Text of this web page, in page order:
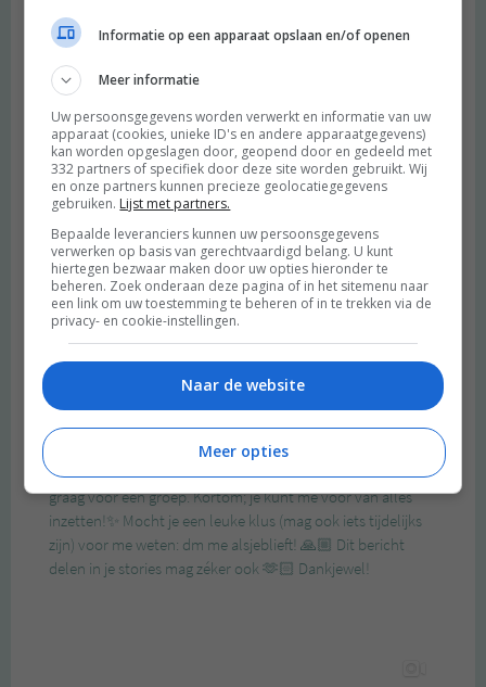
Informatie op een apparaat opslaan en/of openen
Meer informatie
Uw persoonsgegevens worden verwerkt en informatie van uw
apparaat (cookies, unieke ID's en andere apparaatgegevens)
kan worden opgeslagen door, geopend door en gedeeld met
332 partners of specifiek door deze site worden gebruikt. Wij
en onze partners kunnen precieze geolocatiegegevens
gebruiken. Lijst met partners.
Bepaalde leveranciers kunnen uw persoonsgegevens
verwerken op basis van gerechtvaardigd belang. U kunt
hiertegen bezwaar maken door uw opties hieronder te
beheren. Zoek onderaan deze pagina of in het sitemenu naar
een link om uw toestemming te beheren of in te trekken via de
privacy- en cookie-instellingen.
Naar de website
Meer opties